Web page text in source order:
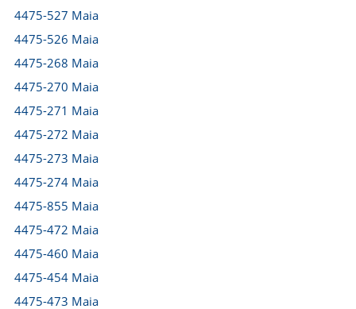
4475-527 Maia
4475-526 Maia
4475-268 Maia
4475-270 Maia
4475-271 Maia
4475-272 Maia
4475-273 Maia
4475-274 Maia
4475-855 Maia
4475-472 Maia
4475-460 Maia
4475-454 Maia
4475-473 Maia